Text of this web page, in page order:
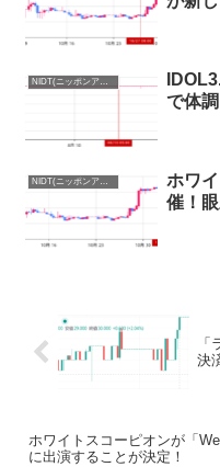
で体
NIDT(ニッポンアイドルトークン)まとめ
ホワ
催！
決
ホワイトスコーピオンが「
に出演することが決定！